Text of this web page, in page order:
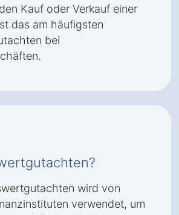
Kauf oder Verkauf einer
das am häufigsten
bei
wird von
verwendet, um